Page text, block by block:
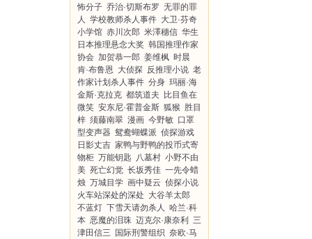
怖分子 乔治·切斯布罗 无罪的罪
人 学校教师杀人事件 大卫·芬奇
小学馆 赤川次郎 米澤穗信 华生
日本推理悬念大奖 韩国推理作家
协会 加贺恭一郎 姜维枫 时晨
肯·布鲁恩 大侦探 反推理小说 老
作家计划杀人事件 分身 玛丽·海
金斯·克拉克 都筑道夫
比目鱼在
微笑 安东尼·霍普金斯 狐猴 胜目
梓 须藤南翠 漫画 今野敏 口罩
型变声器 鸳鸯蝴蝶派 侦探游戏
日影丈吉 家鸭与野鸭的投币式寄
物柜 万能钥匙 八墓村 小野不由
美 死亡幻觉 长坂秀佳 一先令蜡
烛 万城目学 画中疑云 侦探小说
火车站深处的深处 大谷羊太郎
不蓝灯 下雪天请勿杀人 哈兰·科
本 恶魔的泪珠 迈克尔·康奈利
三
津田信三
国际刑警组织 奈欧·马